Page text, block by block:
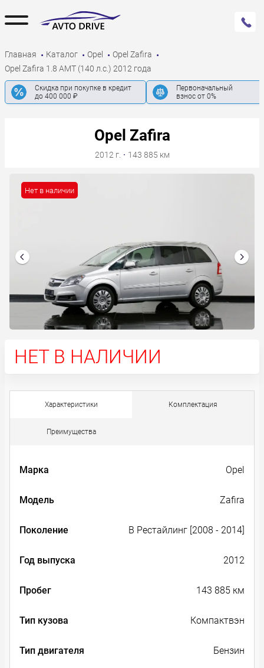
Главная Каталог Opel
Opel Zafira
Opel Zafira 1.8 AMT (140 л.с.) 2012 года
Скидка при покупке в кредит
до 400 000 ₽
Первоначальный
взнос от 0%
НЕТ В НАЛИЧИИ
Opel Zafira
2012 г. · 143 885 км
Нет в наличии
Характеристики Комплектация
Преимущества
Марка Opel
Модель Zafira
Поколение B Рестайлинг [2008 - 2014]
Год выпуска 2012
Пробег 143 885 км
Тип кузова Компактвэн
Тип двигателя Бензин